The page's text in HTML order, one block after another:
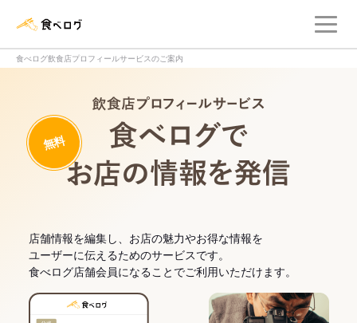
食べログ飲食店プロフィールサービスのご案内
無料
店舗情報を編集し、お店の魅力やお得な情報を
ユーザーに伝えるためのサービスです。
食べログ店舗会員になることでご利用いただけます。